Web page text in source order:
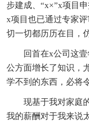
步建成、“x×”x项目
x项目也已通过专家
切一切都历历在目
回首在x公司这
公方面增长了知识，
学不到的东西，必将
现基于我对家庭
我的薪酬对于我来说